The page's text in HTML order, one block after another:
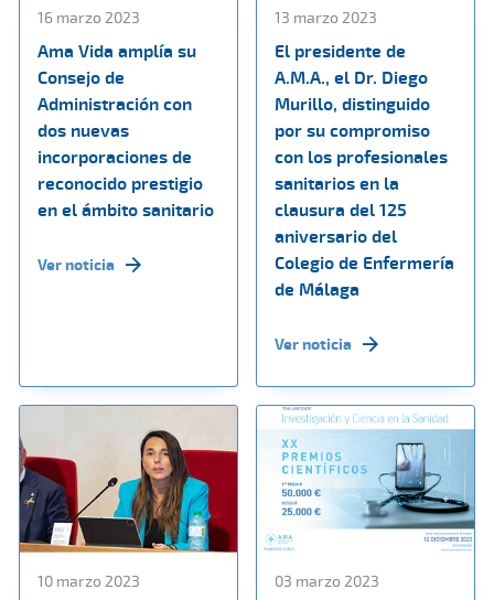
16 marzo 2023
Ama Vida amplía su
Consejo de
Administración con
dos nuevas
incorporaciones de
reconocido prestigio
en el ámbito sanitario
Ver noticia
13 marzo 2023
El presidente de
A.M.A., el Dr. Diego
Murillo, distinguido
por su compromiso
con los profesionales
sanitarios en la
clausura del 125
aniversario del
Colegio de Enfermería
de Málaga
Ver noticia
10 marzo 2023 03 marzo 2023